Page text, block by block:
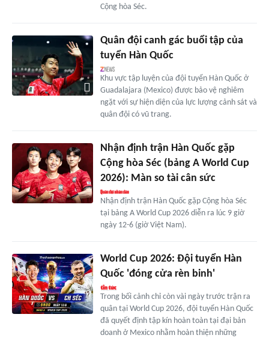
Cộng hòa Séc.
Quân đội canh gác buổi tập của
tuyển Hàn Quốc
Khu vực tập luyện của đội tuyển Hàn Quốc ở
Guadalajara (Mexico) được bảo vệ nghiêm
ngặt với sự hiện diện của lực lượng cảnh sát và
quân đội có vũ trang.
Nhận định trận Hàn Quốc gặp
Cộng hòa Séc (bảng A World Cup
2026): Màn so tài cân sức
Nhận định trận Hàn Quốc gặp Cộng hòa Séc
tại bảng A World Cup 2026 diễn ra lúc 9 giờ
ngày 12-6 (giờ Việt Nam).
World Cup 2026: Đội tuyển Hàn
Quốc 'đóng cửa rèn binh'
Trong bối cảnh chỉ còn vài ngày trước trận ra
quân tại World Cup 2026, đội tuyển Hàn Quốc
đã quyết định tập kín hoàn toàn tại đại bản
doanh ở Mexico nhằm hoàn thiện những